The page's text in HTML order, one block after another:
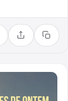
Compartilhar
Copiar